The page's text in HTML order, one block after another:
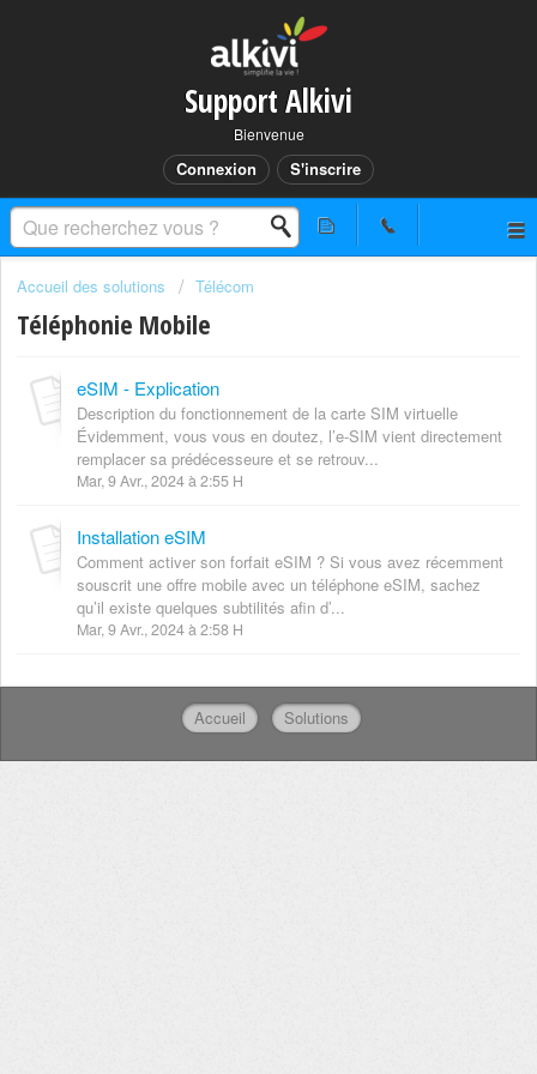
Support Alkivi
Bienvenue
Connexion S'inscrire
Accueil des solutions Télécom
Téléphonie Mobile
eSIM - Explication
Description du fonctionnement de la carte SIM virtuelle
Évidemment, vous vous en doutez, l’e-SIM vient directement
remplacer sa prédécesseure et se retrouv...
Mar, 9 Avr., 2024 à 2:55 H
Installation eSIM
Comment activer son forfait eSIM ? Si vous avez récemment
souscrit une offre mobile avec un téléphone eSIM, sachez
qu’il existe quelques subtilités afin d’...
Mar, 9 Avr., 2024 à 2:58 H
Accueil Solutions